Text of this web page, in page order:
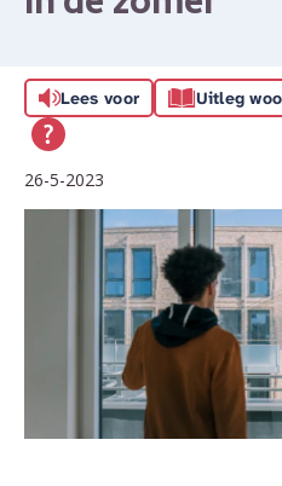
Lees voor Uitleg
26-5-2023